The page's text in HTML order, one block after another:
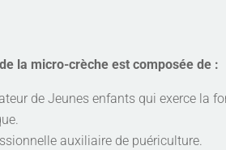
de la micro-crèche est composée de :
de Jeunes enfants qui exerce la
auxiliaire de puériculture.